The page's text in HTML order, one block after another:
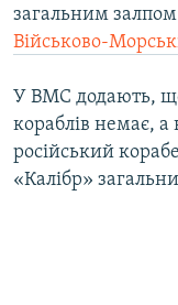
Усі сайти RFE/
загальним
Військово-
У ВМС додають,
кораблів немає,
російський
«Калібр»